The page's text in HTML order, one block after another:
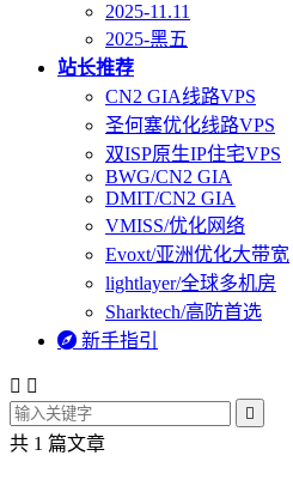
2025-11.11
2025-黑五
站长推荐
CN2 GIA线路VPS
圣何塞优化线路VPS
双ISP原生IP住宅VPS
BWG/CN2 GIA
DMIT/CN2 GIA
VMISS/优化网络
Evoxt/亚洲优化大带宽
lightlayer/全球多机房
Sharktech/高防首选
 新手指引
 

共 1 篇文章